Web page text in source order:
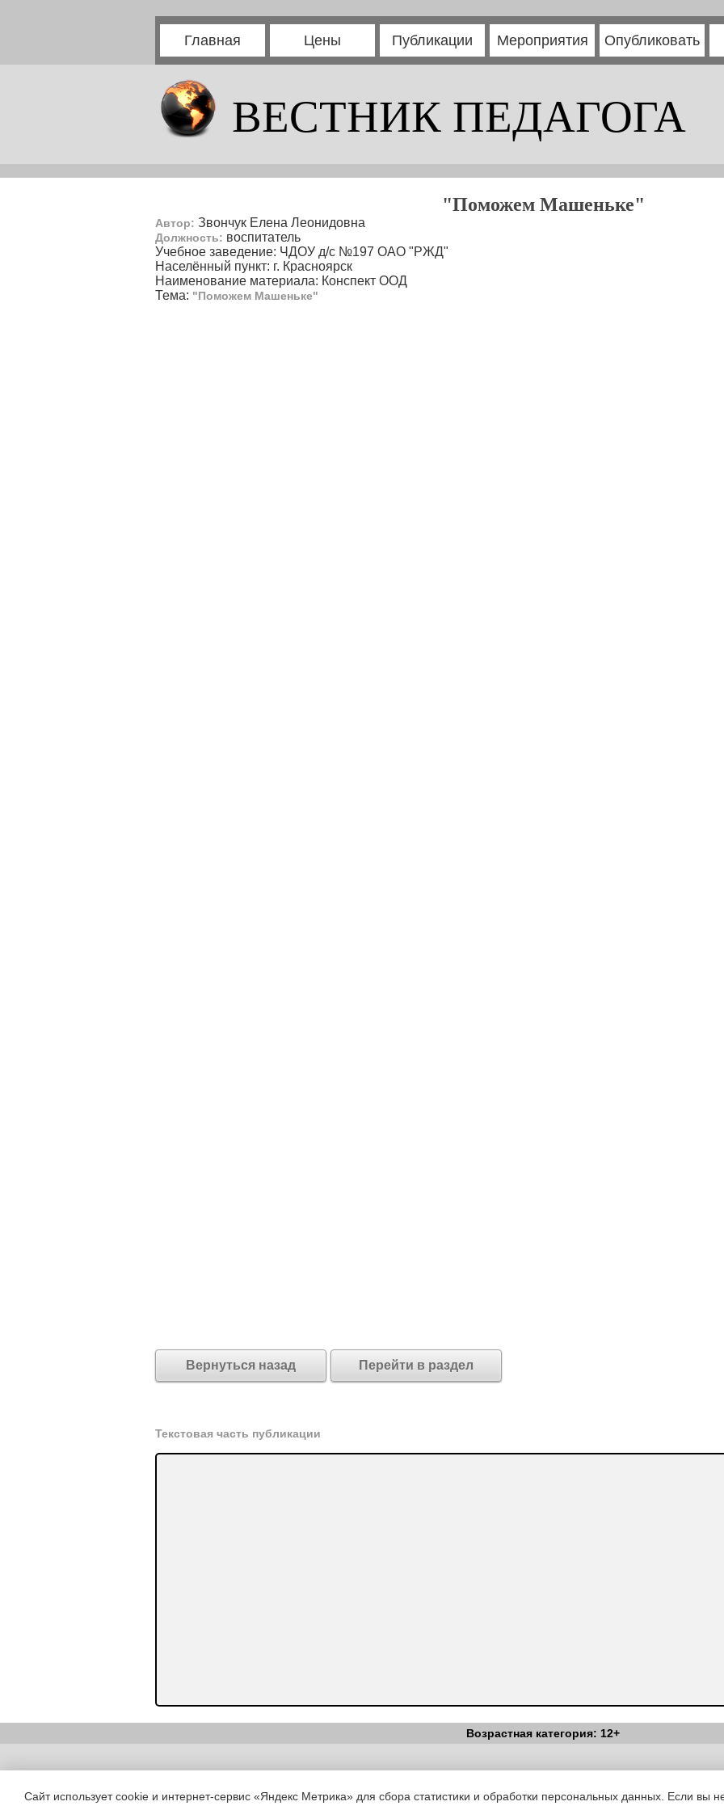
Главная Цены Публикации Мероприятия Опубликовать
ВЕСТНИК ПЕДАГОГА
"Поможем Машеньке"
Автор: Звончук Елена Леонидовна
Должность: воспитатель
Учебное заведение: ЧДОУ д/с №197 ОАО "РЖД"
Населённый пункт: г. Красноярск
Наименование материала: Конспект ООД
Тема: "Поможем Машеньке"
Вернуться назад Перейти в раздел
Текстовая часть публикации
Возрастная категория: 12+
Copyright (c) |Вестник Педагога|Об издании|Условия|Политика
Сайт использует cookie и интернет-сервис «Яндекс Метрика» для сбора статистики и обработки персональных данных. Если вы